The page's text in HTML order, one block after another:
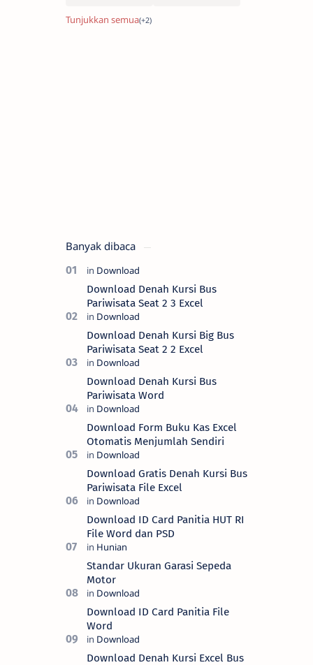
Banyak dibaca
Download Denah Kursi Bus
Pariwisata Seat 2 3 Excel
Download Denah Kursi Big Bus
Pariwisata Seat 2 2 Excel
Download Denah Kursi Bus
Pariwisata Word
Download Form Buku Kas Excel
Otomatis Menjumlah Sendiri
Download Gratis Denah Kursi Bus
Pariwisata File Excel
Download ID Card Panitia HUT RI
File Word dan PSD
Standar Ukuran Garasi Sepeda
Motor
Download ID Card Panitia File
Word
Download Denah Kursi Excel Bus